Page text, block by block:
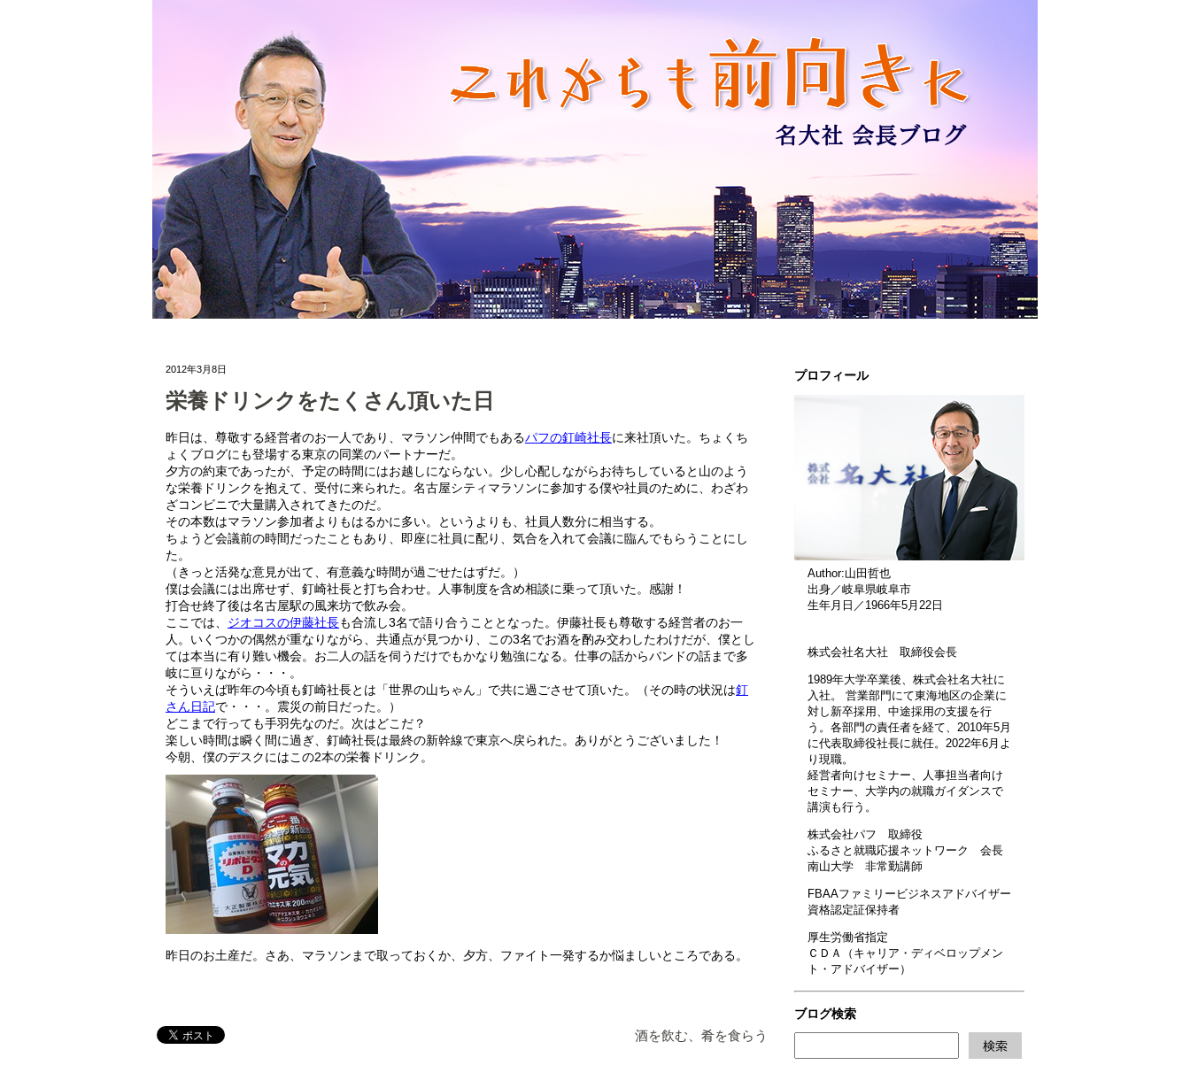
プロフィール
Author:山田哲也
出身／岐阜県岐阜市
生年月日／1966年5月22日
株式会社名大社 取締役会長
1989年大学卒業後、株式会社名大社に
入社。 営業部門にて東海地区の企業に
対し新卒採用、中途採用の支援を行
う。各部門の責任者を経て、2010年5月
に代表取締役社長に就任。2022年6月よ
り現職。
経営者向けセミナー、人事担当者向け
セミナー、大学内の就職ガイダンスで
講演も行う。
株式会社パフ 取締役
ふるさと就職応援ネットワーク 会長
南山大学 非常勤講師
FBAAファミリービジネスアドバイザー
資格認定証保持者
厚生労働省指定
ＣＤＡ（キャリア・ディベロップメン
ト・アドバイザー）
ブログ検索
2012年3月8日
栄養ドリンクをたくさん頂いた日
昨日は、尊敬する経営者のお一人であり、マラソン仲間でもあるパフの釘崎社長に来社頂いた。ちょくち
ょくブログにも登場する東京の同業のパートナーだ。
夕方の約束であったが、予定の時間にはお越しにならない。少し心配しながらお待ちしていると山のよう
な栄養ドリンクを抱えて、受付に来られた。名古屋シティマラソンに参加する僕や社員のために、わざわ
ざコンビニで大量購入されてきたのだ。
その本数はマラソン参加者よりもはるかに多い。というよりも、社員人数分に相当する。
ちょうど会議前の時間だったこともあり、即座に社員に配り、気合を入れて会議に臨んでもらうことにし
た。
（きっと活発な意見が出て、有意義な時間が過ごせたはずだ。）
僕は会議には出席せず、釘崎社長と打ち合わせ。人事制度を含め相談に乗って頂いた。感謝！
打合せ終了後は名古屋駅の風来坊で飲み会。
ここでは、 ジオコスの伊藤社長も合流し3名で語り合うこととなった。伊藤社長も尊敬する経営者のお一
人。いくつかの偶然が重なりながら、共通点が見つかり、この3名でお酒を酌み交わしたわけだが、僕とし
ては本当に有り難い機会。お二人の話を伺うだけでもかなり勉強になる。仕事の話からバンドの話まで多
岐に亘りながら・・・。
そういえば昨年の今頃も釘崎社長とは「世界の山ちゃん」で共に過ごさせて頂いた。（その時の状況は釘
さん日記で・・・。震災の前日だった。）
どこまで行っても手羽先なのだ。次はどこだ？
楽しい時間は瞬く間に過ぎ、釘崎社長は最終の新幹線で東京へ戻られた。ありがとうございました！
今朝、僕のデスクにはこの2本の栄養ドリンク。
昨日のお土産だ。さあ、マラソンまで取っておくか、夕方、ファイト一発するか悩ましいところである。
酒を飲む、肴を食らう